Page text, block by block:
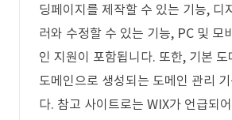
딩페이지를 제작할 수 있는 기능, 디
러와 수정할 수 있는 기능, PC 및 모
인 지원이 포함됩니다. 또한, 기본
도메인으로 생성되는 도메인 관리
다. 참고 사이트로는 WIX가 언급되